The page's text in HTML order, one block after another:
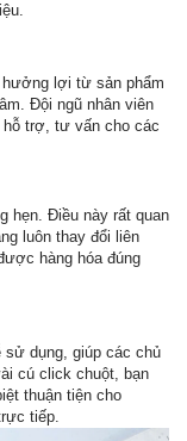
lợi từ sản phẩm
Đội ngũ nhân viên
hỗ trợ, tư vấn cho các
hẹn. Điều này rất quan
luôn thay đổi liên
hàng hóa đúng
sử dụng, giúp các chủ
cú click chuột, bạn
thuận tiện cho
tiếp.